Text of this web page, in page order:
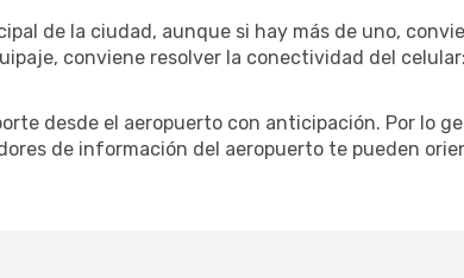
de la ciudad, aunque si hay más de uno,
conviene resolver la conectividad del
desde el aeropuerto con anticipación. Por lo
de información del aeropuerto te pueden